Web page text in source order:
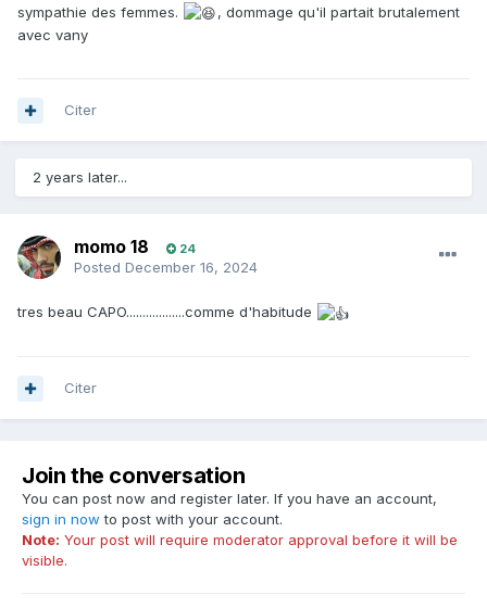
sympathie des femmes.
, dommage qu'il partait brutalement
avec vany
Citer
2 years later...
momo 18 24
Posted December 16, 2024
tres beau CAPO..................comme d'habitude
Citer
Join the conversation
You can post now and register later. If you have an account,
sign in now to post with your account.
Note: Your post will require moderator approval before it will be
visible.